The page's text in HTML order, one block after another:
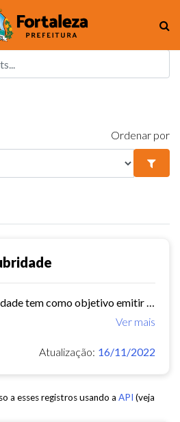
Ordenar por
Ver mais
Atualização: 16/11/2022
a esses registros usando a API (veja